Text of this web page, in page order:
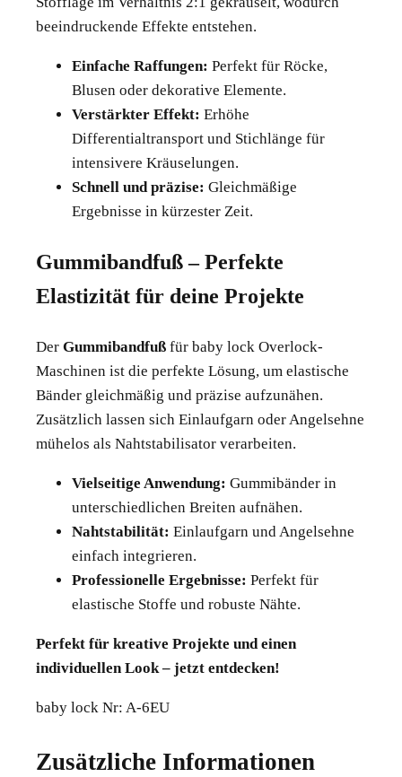
beeindruckende Effekte entstehen.
Einfache Raffungen: Perfekt für Röcke,
Blusen oder dekorative Elemente.
Verstärkter Effekt: Erhöhe
Differentialtransport und Stichlänge für
intensivere Kräuselungen.
Schnell und präzise: Gleichmäßige
Ergebnisse in kürzester Zeit.
Gummibandfuß – Perfekte
Elastizität für deine Projekte
Der Gummibandfuß für baby lock Overlock-
Maschinen ist die perfekte Lösung, um elastische
Bänder gleichmäßig und präzise aufzunähen.
Zusätzlich lassen sich Einlaufgarn oder Angelsehne
mühelos als Nahtstabilisator verarbeiten.
Vielseitige Anwendung: Gummibänder in
unterschiedlichen Breiten aufnähen.
Nahtstabilität: Einlaufgarn und Angelsehne
einfach integrieren.
Professionelle Ergebnisse: Perfekt für
elastische Stoffe und robuste Nähte.
Perfekt für kreative Projekte und einen
individuellen Look – jetzt entdecken!
baby lock Nr: A-6EU
Zusätzliche Informationen